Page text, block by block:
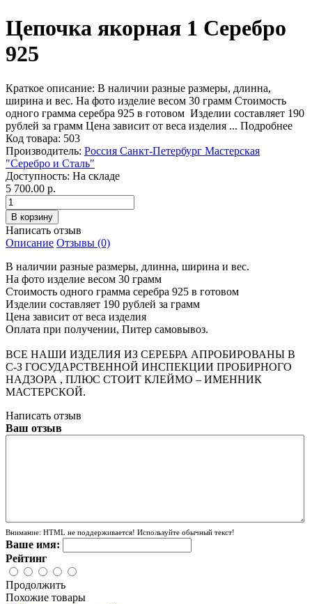
Цепочка якорная 1 Серебро
925
Краткое описание: В наличии разные размеры, длинна,
ширина и вес. На фото изделие весом 30 грамм Стоимость
одного грамма серебра 925 в готовом Изделии составляет 190
рублей за грамм Цена зависит от веса изделия ... Подробнее
Код товара: 503
Производитель: Россия Санкт-Петербург Мастерская
"Серебро и Сталь"
Доступность: На складе
5 700.00 р.
Написать отзыв
Описание Отзывы (0)
В наличии разные размеры, длинна, ширина и вес.
На фото изделие весом 30 грамм
Стоимость одного грамма серебра 925 в готовом
Изделии составляет 190 рублей за грамм
Цена зависит от веса изделия
Оплата при получении, Питер самовывоз.
ВСЕ НАШИ ИЗДЕЛИЯ ИЗ СЕРЕБРА АПРОБИРОВАНЫ В
С-З ГОСУДАРСТВЕННОЙ ИНСПЕКЦИИ ПРОБИРНОГО
НАДЗОРА , ПЛЮС СТОИТ КЛЕЙМО – ИМЕННИК
МАСТЕРСКОЙ.
Написать отзыв
Ваш отзыв
Внимание: HTML не поддерживается! Используйте обычный текст!
Ваше имя:
Рейтинг
Продолжить
Похожие товары